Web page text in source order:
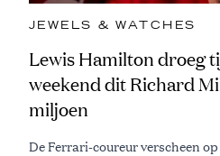
JEWELS & WATCHES
Lewis Hamilton droeg
weekend dit Richard
miljoen
De Ferrari-coureur verscheen